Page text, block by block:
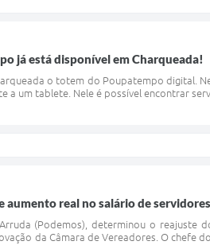
já está disponível em Charqueada!
o totem do Poupatempo digital.
a um tablete. Nele é possível encontrar
aumento real no salário de servidores
(Podemos), determinou o
da Câmara de Vereadores. O chefe